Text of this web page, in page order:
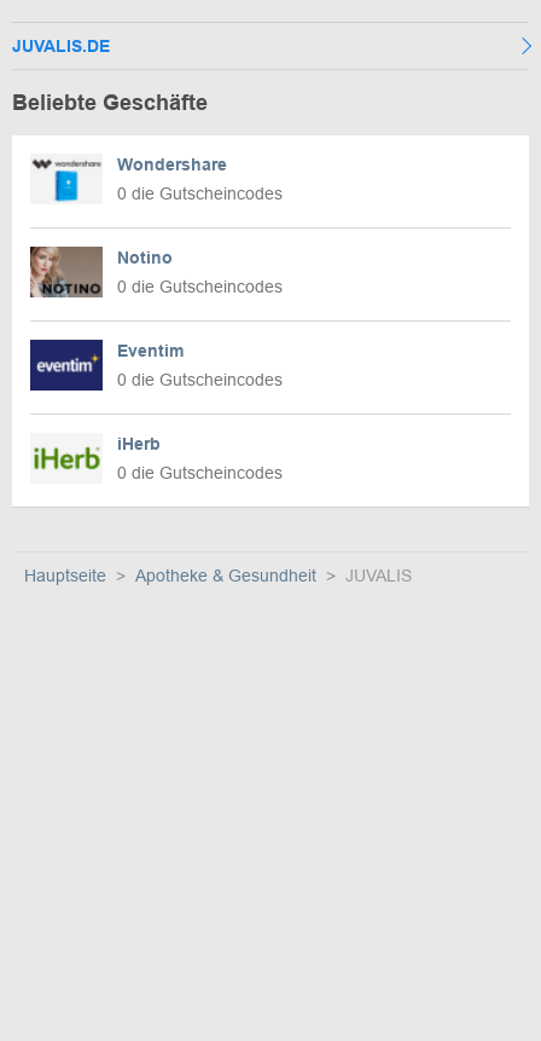
JUVALIS.DE
Beliebte Geschäfte
Wondershare
0 die Gutscheincodes
Notino
0 die Gutscheincodes
Eventim
0 die Gutscheincodes
iHerb
0 die Gutscheincodes
Hauptseite Apotheke & Gesundheit JUVALIS